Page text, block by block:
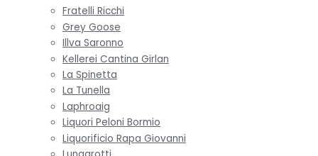
Fratelli Ricchi
Grey Goose
Illva Saronno
Kellerei Cantina Girlan
La Spinetta
La Tunella
Laphroaig
Liquori Peloni Bormio
Liquorificio Rapa Giovanni